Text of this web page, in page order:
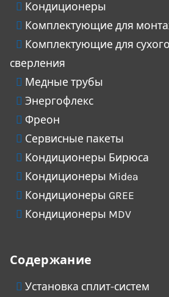
Кондиционеры
Комплектующие для
Комплектующие для
сверления
Медные трубы
Энергофлекс
Фреон
Сервисные пакеты
Кондиционеры Бирюса
Кондиционеры Midea
Кондиционеры GREE
Кондиционеры MDV
Содержание
Установка сплит-систем